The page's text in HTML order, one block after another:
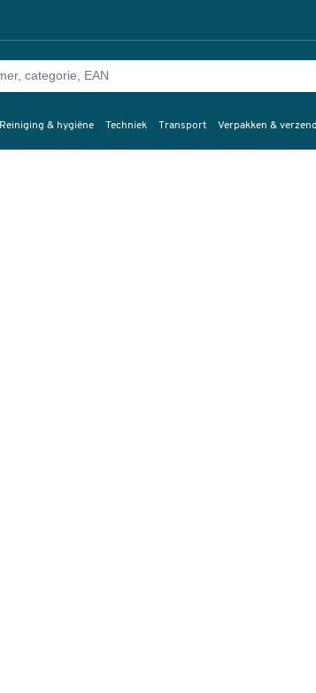
Reiniging & hygiëne Techniek Transport Verpakken &